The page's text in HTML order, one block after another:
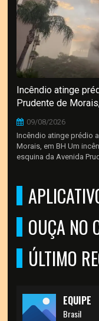
Incêndio atinge
Prudente de
09/08/2026
Incêndio atinge prédio
Morais, em BH Um
esquina da Avenida
OUÇA NO
ÚLTIMO
EQUIPE
Brasil